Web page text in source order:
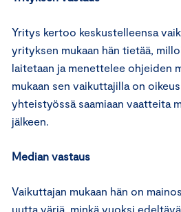
Yritys kertoo keskustelleensa
yrityksen mukaan hän tietää,
laitetaan ja menettelee ohjeiden
mukaan sen vaikuttajilla on
yhteistyössä saamiaan vaatteita
jälkeen.
Median vastaus
Vaikuttajan mukaan hän on
uutta väriä, minkä vuoksi